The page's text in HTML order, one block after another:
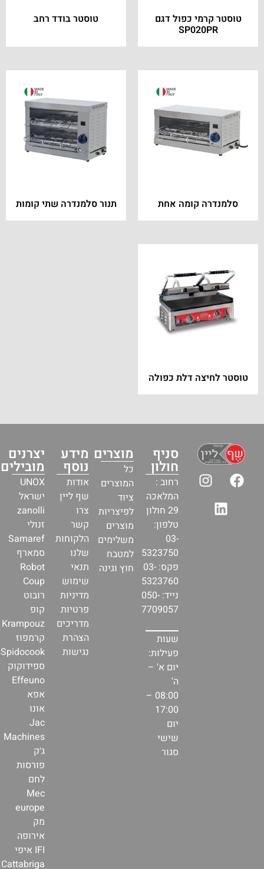
טוסטר קרמי כפול דגם
SP020PR
טוסטר בודד רחב
סלמנדרה קומה אחת תנור סלמנדרה שתי קומות
טוסטר לחיצה דלת כפולה
סניף
חולון
רחוב :
המלאכה
29 חולון
טלפון:
03-
5323750
פקס: 03-
5323760
נייד: 050-
7709057
שעות
פעילות:
יום א' –
ה'
08:00 –
17:00
יום
שישי
סגור
מוצרים
כל
המוצרים
ציוד
לפיצריות
מוצרים
משלימים
למטבח
חוץ וגינה
מידע
נוסף
אודות
שף ליין
צרו
קשר
הלקוחות
שלנו
תנאי
שימוש
מדיניות
פרטיות
מדריכים
הצהרת
נגישות
יצרנים
מובילים
UNOX
ישראל
zanolli
זנולי
Samaref
סמארף
Robot
Coup
רובוט
קופ
Krampouz
קרמפוז
Spidocook
ספידוקוק
Effeuno
אפא
אונו
Jac
Machines
ג׳ק
פורסות
לחם
Mec
europe
מק
אירופה
IFI איפי
Cattabriga